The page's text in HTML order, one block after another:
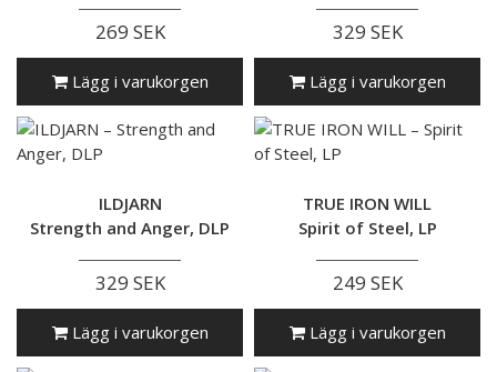
269 SEK
Lägg i varukorgen
329 SEK
Lägg i varukorgen
ILDJARN
Strength and Anger, DLP
329 SEK
Lägg i varukorgen
TRUE IRON WILL
Spirit of Steel, LP
249 SEK
Lägg i varukorgen